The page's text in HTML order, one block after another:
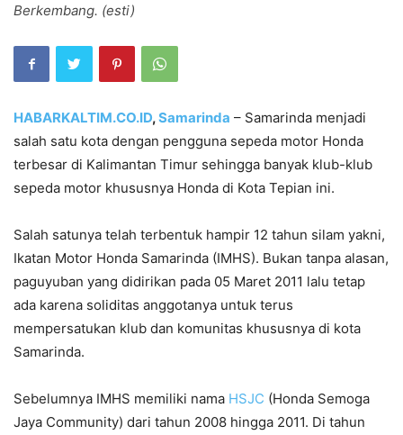
Berkembang. (esti)
HABARKALTIM.CO.ID,Samarinda – Samarinda menjadi
salah satu kota dengan pengguna sepeda motor Honda
terbesar di Kalimantan Timur sehingga banyak klub-klub
sepeda motor khususnya Honda di Kota Tepian ini.
Salah satunya telah terbentuk hampir 12 tahun silam yakni,
Ikatan Motor Honda Samarinda (IMHS). Bukan tanpa alasan,
paguyuban yang didirikan pada 05 Maret 2011 lalu tetap
ada karena soliditas anggotanya untuk terus
mempersatukan klub dan komunitas khususnya di kota
Samarinda.
Sebelumnya IMHS memiliki nama HSJC (Honda Semoga
Jaya Community) dari tahun 2008 hingga 2011. Di tahun